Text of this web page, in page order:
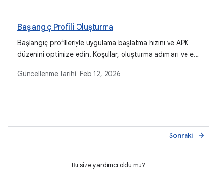
Başlangıç Profili Oluşturma
Başlangıç profilleriyle uygulama başlatma hızını ve APK
düzenini optimize edin. Koşullar, oluşturma adımları ve en
Güncellenme tarihi: Feb 12, 2026
Sonraki arrow_forward
Bu size yardımcı oldu mu?